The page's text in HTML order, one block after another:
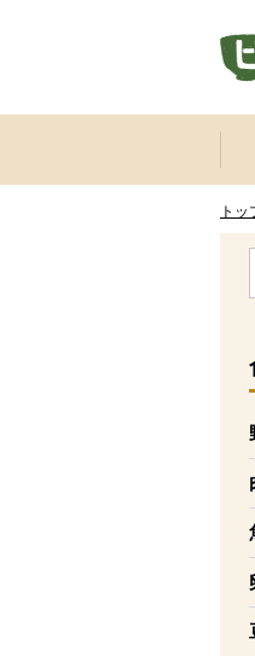
ここからサイト内共通メニュー
サイト内共通メニューをスキッ
トッ
こ
消
こ